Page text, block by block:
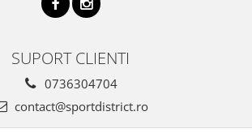
SUPORT CLIENTI
0736304704
contact@sportdistrict.ro